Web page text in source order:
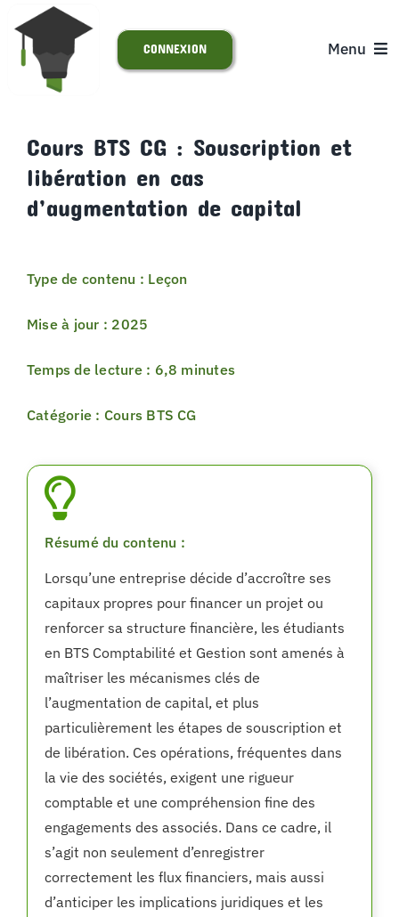
Passer
contenu
Menu
S’INSCRIRE
SUPPORT
CONNEXION
Cours BTS CG : Souscription et
libération en cas
d’augmentation de capital
Type de contenu : Leçon
Mise à jour : 2025
Temps de lecture : 6,8 minutes
Catégorie : Cours BTS CG
Résumé du contenu :
Lorsqu’une entreprise décide d’accroître ses
capitaux propres pour financer un projet ou
renforcer sa structure financière, les étudiants
en BTS Comptabilité et Gestion sont amenés à
maîtriser les mécanismes clés de
l’augmentation de capital, et plus
particulièrement les étapes de souscription et
de libération. Ces opérations, fréquentes dans
la vie des sociétés, exigent une rigueur
comptable et une compréhension fine des
engagements des associés. Dans ce cadre, il
s’agit non seulement d’enregistrer
correctement les flux financiers, mais aussi
d’anticiper les implications juridiques et les